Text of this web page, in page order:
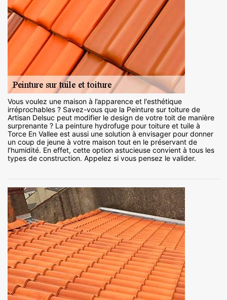
Vous voulez une maison à l’apparence et l'esthétique
irréprochables ? Savez-vous que la Peinture sur toiture de
Artisan Delsuc peut modifier le design de votre toit de manière
surprenante ? La peinture hydrofuge pour toiture et tuile à
Torce En Vallee est aussi une solution à envisager pour donner
un coup de jeune à votre maison tout en le préservant de
l’humidité. En effet, cette option astucieuse convient à tous les
types de construction. Appelez si vous pensez le valider.